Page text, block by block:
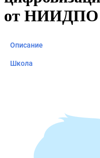
от НИИДПО
Описание
Школа